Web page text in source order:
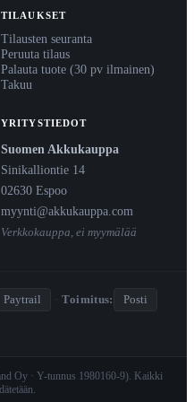
TILAUKSET
Tilausten seuranta
Peruuta tilaus
Palauta tuote (30 pv ilmainen)
Takuu
YRITYSTIEDOT
Suomen Akkukauppa
Sinikalliontie 14
02630 Espoo
myynti@akkukauppa.com
Verkkokauppa, ei myymälää
Paytrail · Toimitus:
Posti
Oy · Y-tunnus 1980160-9). Kaikki